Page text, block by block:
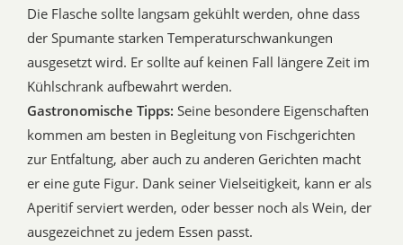
Die Flasche sollte langsam gekühlt werden, ohne dass
der Spumante starken Temperaturschwankungen
ausgesetzt wird. Er sollte auf keinen Fall längere Zeit im
Kühlschrank aufbewahrt werden.
Gastronomische Tipps: Seine besondere Eigenschaften
kommen am besten in Begleitung von Fischgerichten
zur Entfaltung, aber auch zu anderen Gerichten macht
er eine gute Figur. Dank seiner Vielseitigkeit, kann er als
Aperitif serviert werden, oder besser noch als Wein, der
ausgezeichnet zu jedem Essen passt.